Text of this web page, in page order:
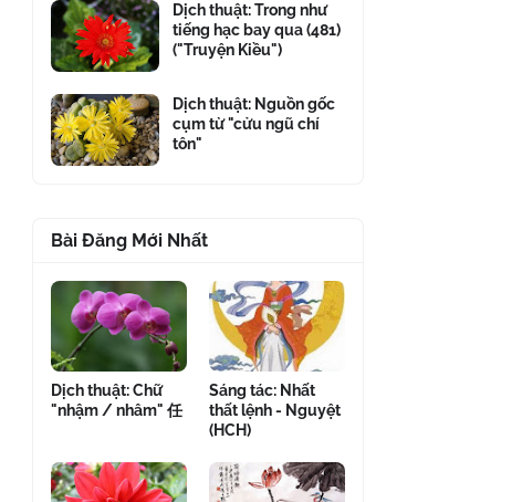
Dịch thuật: Trong như
tiếng hạc bay qua (481)
("Truyện Kiều")
Dịch thuật: Nguồn gốc
cụm từ "cửu ngũ chí
tôn"
Bài Đăng Mới Nhất
Dịch thuật: Chữ
"nhậm / nhâm" 任
Sáng tác: Nhất
thất lệnh - Nguyệt
(HCH)